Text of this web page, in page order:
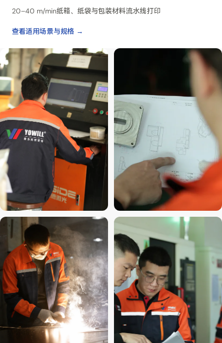
20–40 m/min纸箱、纸袋与包装材料流水线打印
查看适用场景与规格 →